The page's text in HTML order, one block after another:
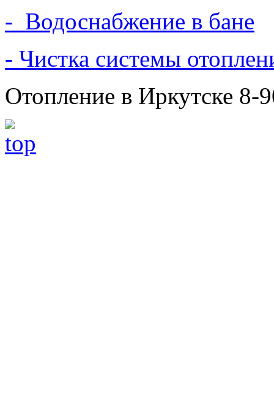
- Водоснабжение в бане
- Чистка системы
Отопление в Иркутске 8-